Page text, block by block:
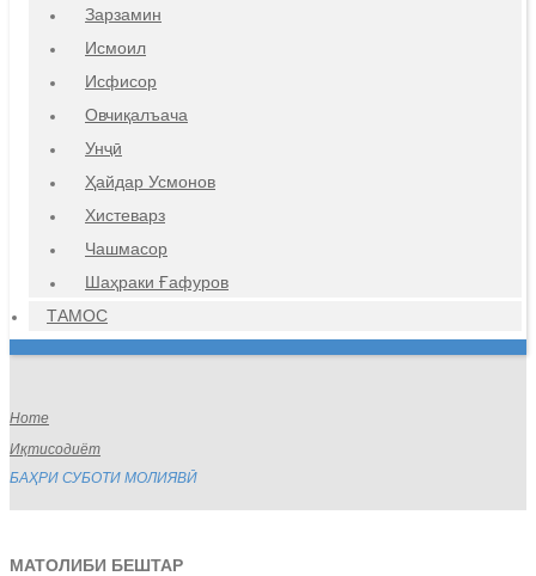
Зарзамин
Исмоил
Исфисор
Овчиқалъача
Унҷӣ
Ҳайдар Усмонов
Хистеварз
Чашмасор
Шаҳраки Ғафуров
ТАМОС
Home
Иқтисодиёт
БАҲРИ СУБОТИ МОЛИЯВӢ
МАТОЛИБИ БЕШТАР